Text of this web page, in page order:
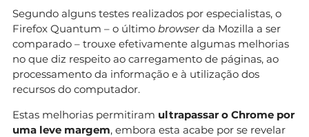
Segundo alguns testes realizados por especialistas, o
Firefox Quantum – o último browserda Mozilla a ser
comparado – trouxe efetivamente algumas melhorias
no que diz respeito ao carregamento de páginas, ao
processamento da informação e à utilização dos
recursos do computador.
Estas melhorias permitiram ultrapassar o Chrome por
uma leve margem, embora esta acabe por se revelar